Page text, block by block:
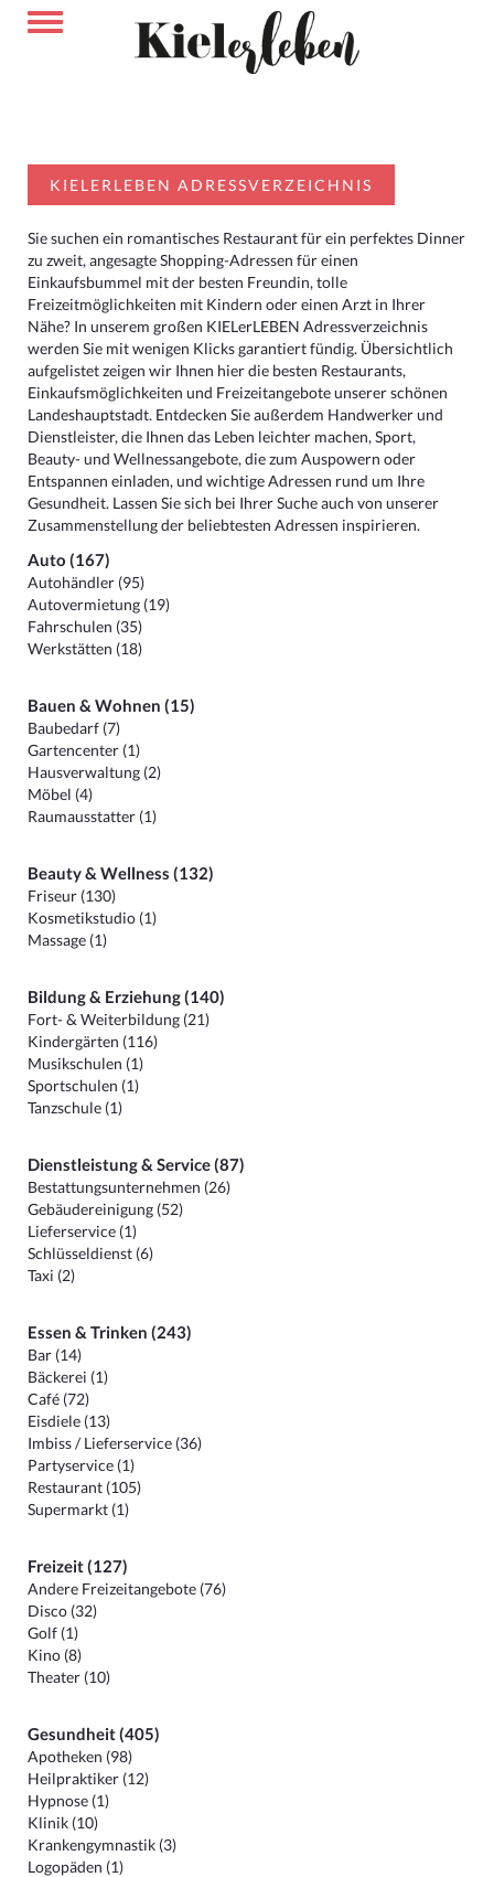
KIELERLEBEN ADRESSVERZEICHNIS
Sie suchen ein romantisches Restaurant für ein perfektes Dinner
zu zweit, angesagte Shopping-Adressen für einen
Einkaufsbummel mit der besten Freundin, tolle
Freizeitmöglichkeiten mit Kindern oder einen Arzt in Ihrer
Nähe? In unserem großen KIELerLEBEN Adressverzeichnis
werden Sie mit wenigen Klicks garantiert fündig. Übersichtlich
aufgelistet zeigen wir Ihnen hier die besten Restaurants,
Einkaufsmöglichkeiten und Freizeitangebote unserer schönen
Landeshauptstadt. Entdecken Sie außerdem Handwerker und
Dienstleister, die Ihnen das Leben leichter machen, Sport,
Beauty- und Wellnessangebote, die zum Auspowern oder
Entspannen einladen, und wichtige Adressen rund um Ihre
Gesundheit. Lassen Sie sich bei Ihrer Suche auch von unserer
Zusammenstellung der beliebtesten Adressen inspirieren.
Auto (167)
Autohändler (95)
Autovermietung (19)
Fahrschulen (35)
Werkstätten (18)
Bauen & Wohnen (15)
Baubedarf (7)
Gartencenter (1)
Hausverwaltung (2)
Möbel (4)
Raumausstatter (1)
Beauty & Wellness (132)
Friseur (130)
Kosmetikstudio (1)
Massage (1)
Bildung & Erziehung (140)
Fort- & Weiterbildung (21)
Kindergärten (116)
Musikschulen (1)
Sportschulen (1)
Tanzschule (1)
Dienstleistung & Service (87)
Bestattungsunternehmen (26)
Gebäudereinigung (52)
Lieferservice (1)
Schlüsseldienst (6)
Taxi (2)
Essen & Trinken (243)
Bar (14)
Bäckerei (1)
Café (72)
Eisdiele (13)
Imbiss / Lieferservice (36)
Partyservice (1)
Restaurant (105)
Supermarkt (1)
Freizeit (127)
Andere Freizeitangebote (76)
Disco (32)
Golf (1)
Kino (8)
Theater (10)
Gesundheit (405)
Apotheken (98)
Heilpraktiker (12)
Hypnose (1)
Klinik (10)
Krankengymnastik (3)
Logopäden (1)